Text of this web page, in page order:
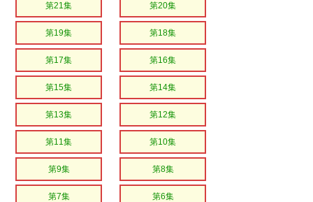
第21集 第20集
第19集 第18集
第17集 第16集
第15集 第14集
第13集 第12集
第11集 第10集
第9集 第8集
第7集 第6集